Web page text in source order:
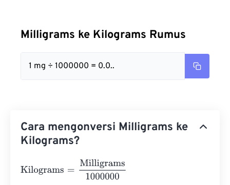
Milligrams ke Kilograms Rumus
1 mg ÷ 1000000 = 0.0..
Cara mengonversi Milligrams ke
Kilograms?
Kilograms Milligrams1000000